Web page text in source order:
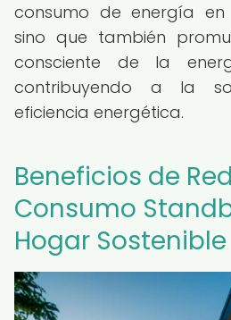
consumo de energía
sino que también
consciente de la
contribuyendo a la
eficiencia energética.
Beneficios de
Consumo
Hogar Sostenible